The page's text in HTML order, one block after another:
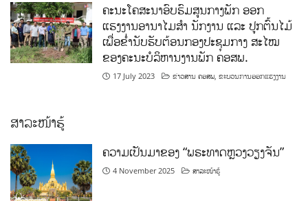
ຄະນະໂຄສະນາອົບຮົມສູນກາງພັກ ອອກ
ແຮງງານອານາໄມສໍາ ນັກງານ ແລະ ປູກຕົ້ນໄມ້
ເພື່ອຂໍ່ານັບຮັບຕ້ອນກອງປະຊຸມກາງ ສະໄໝ
ຂອງຄະນະບໍລິຫານງານພັກ ຄອສພ.
17 July 2023 ຂ່າວສານ ຄອສພ ,ຂະບວນການອອກແຮງງານ
ສາລະໜ້າຮູ້
ຄວາມເປັນມາຂອງ “ພຣະທາດຫຼວງວຽງຈັນ”
4 November 2025 ສາລະໜ້າຮູ້